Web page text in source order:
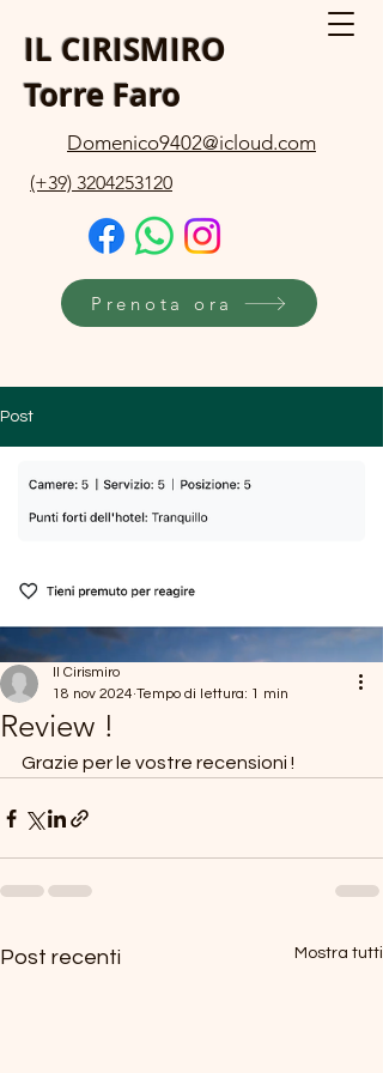
IL CIRISMIRO
Torre Faro
Domenico9402@icloud.com
(+39) 3204253120
Prenota ora
Post
Review !
Il Cirismiro
18 nov 2024 Tempo di lettura: 1 min
Grazie per le vostre recensioni !
Post recenti Mostra tutti